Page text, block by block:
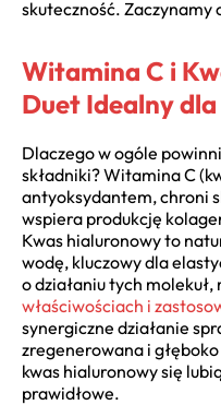
skuteczność. Zaczynamy
Witamina C i
Duet Idealny
Dlaczego w ogóle
składniki? Witamina C
antyoksydantem, chroni
wspiera produkcję
Kwas hialuronowy to
wodę, kluczowy dla
o działaniu tych
właściwościach i
synergiczne działanie
zregenerowana i
kwas hialuronowy się
prawidłowe.